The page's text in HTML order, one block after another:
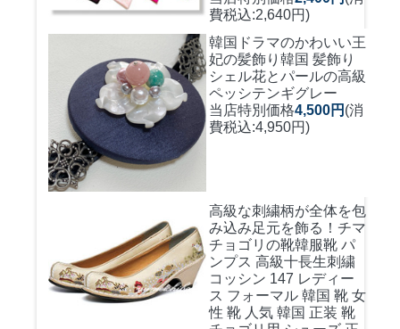
費税込:2,640円)
韓国ドラマのかわいい王
妃の髪飾り 韓国 髪飾り
シェル花とパールの高級
ペッシテンギグレー
当店特別価格4,500円 (消
費税込:4,950円)
高級な刺繍柄が全体を包
み込み足元を飾る！ チマ
チョゴリの靴韓服靴 パ
ンプス 高級十長生刺繍
コッシン 147 レディー
ス フォーマル 韓国 靴 女
性 靴 人気 韓国 正装 靴